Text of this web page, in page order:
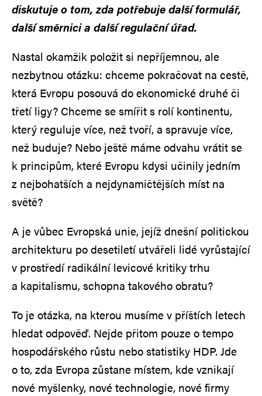
diskutuje o tom, zda potřebuje další formulář,
další směrnici a další regulační úřad.
Nastal okamžik položit si nepříjemnou, ale
nezbytnou otázku: chceme pokračovat na cestě,
která Evropu posouvá do ekonomické druhé či
třetí ligy? Chceme se smířit s rolí kontinentu,
který reguluje více, než tvoří, a spravuje více,
než buduje? Nebo ještě máme odvahu vrátit se
k principům, které Evropu kdysi učinily jedním
z nejbohatších a nejdynamičtějších míst na
světě?
A je vůbec Evropská unie, jejíž dnešní politickou
architekturu po desetiletí utvářeli lidé vyrůstající
v prostředí radikální levicové kritiky trhu
a kapitalismu, schopna takového obratu?
To je otázka, na kterou musíme v příštích letech
hledat odpověď. Nejde přitom pouze o tempo
hospodářského růstu nebo statistiky HDP. Jde
o to, zda Evropa zůstane místem, kde vznikají
nové myšlenky, nové technologie, nové firmy